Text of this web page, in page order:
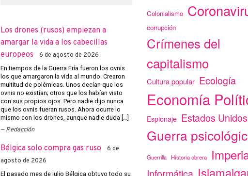
Los drones (rusos) empiezan a
amargar la vida a los cabecillas
europeos
6 de agosto de 2026
En tiempos de la Guerra Fría fueron los ovnis
los que amargaron la vida al mundo. Crearon
multitud de polémicas. Unos decían que los
ovnis no existían; otros que los habían visto
con sus propios ojos. Pero nadie dijo nunca
que los ovnis fueran rusos. Ahora ocurre lo
mismo con los drones, aunque nadie duda […]
Redacción
Bélgica solo compra gas ruso
6 de
agosto de 2026
El pasado mes de julio Bélgica obtuvo todo su
Colonialismo
corrupción
Crímenes del
capitalismo
Cultura popular Ecología
Economía
Espionaje Estados Unidos
Guerra
Guerrilla Historia obrera